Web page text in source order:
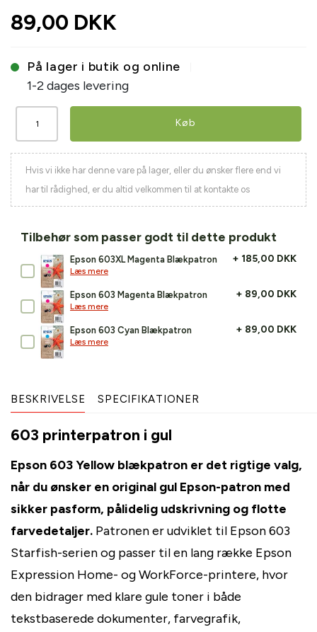
89,00 DKK
På lager i butik og online
1-2 dages levering
Køb
Hvis vi ikke har denne vare på lager, eller du ønsker flere end vi
har til rådighed, er du altid velkommen til at kontakte os
Tilbehør som passer godt til dette produkt
Epson 603XL Magenta Blækpatron
Læs mere
+ 185,00 DKK
Epson 603 Magenta Blækpatron
Læs mere
+ 89,00 DKK
Epson 603 Cyan Blækpatron
Læs mere
+ 89,00 DKK
BESKRIVELSE SPECIFIKATIONER
603 printerpatron i gul
Epson 603 Yellow blækpatron er det rigtige valg,
når du ønsker en original gul Epson-patron med
sikker pasform, pålidelig udskrivning og flotte
farvedetaljer. Patronen er udviklet til Epson 603
Starfish-serien og passer til en lang række Epson
Expression Home- og WorkForce-printere, hvor
den bidrager med klare gule toner i både
tekstbaserede dokumenter, farvegrafik,